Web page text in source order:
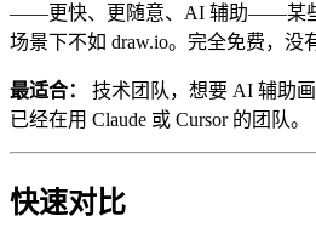
——更快、更随意、AI 辅助——某
场景下不如 draw.io。完全免费，没
最适合：
技术团队，想要 AI 辅助
已经在用 Claude 或 Cursor 的团队。
快速对比